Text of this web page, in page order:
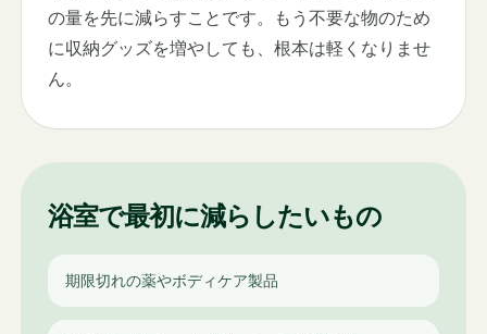
の量を先に減らすことです。もう不要な物のため
に収納グッズを増やしても、根本は軽くなりませ
ん。
浴室で最初に減らしたいもの
期限切れの薬やボディケア製品